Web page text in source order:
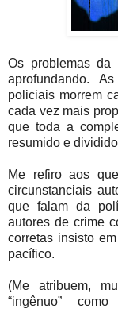
Os problemas da
aprofundando.
policiais morrem
cada vez mais
que toda a
resumido e dividido
Me refiro aos
circunstanciais
que falam da
autores de crime
corretas insisto
pacífico.
(Me atribuem,
“ingênuo”